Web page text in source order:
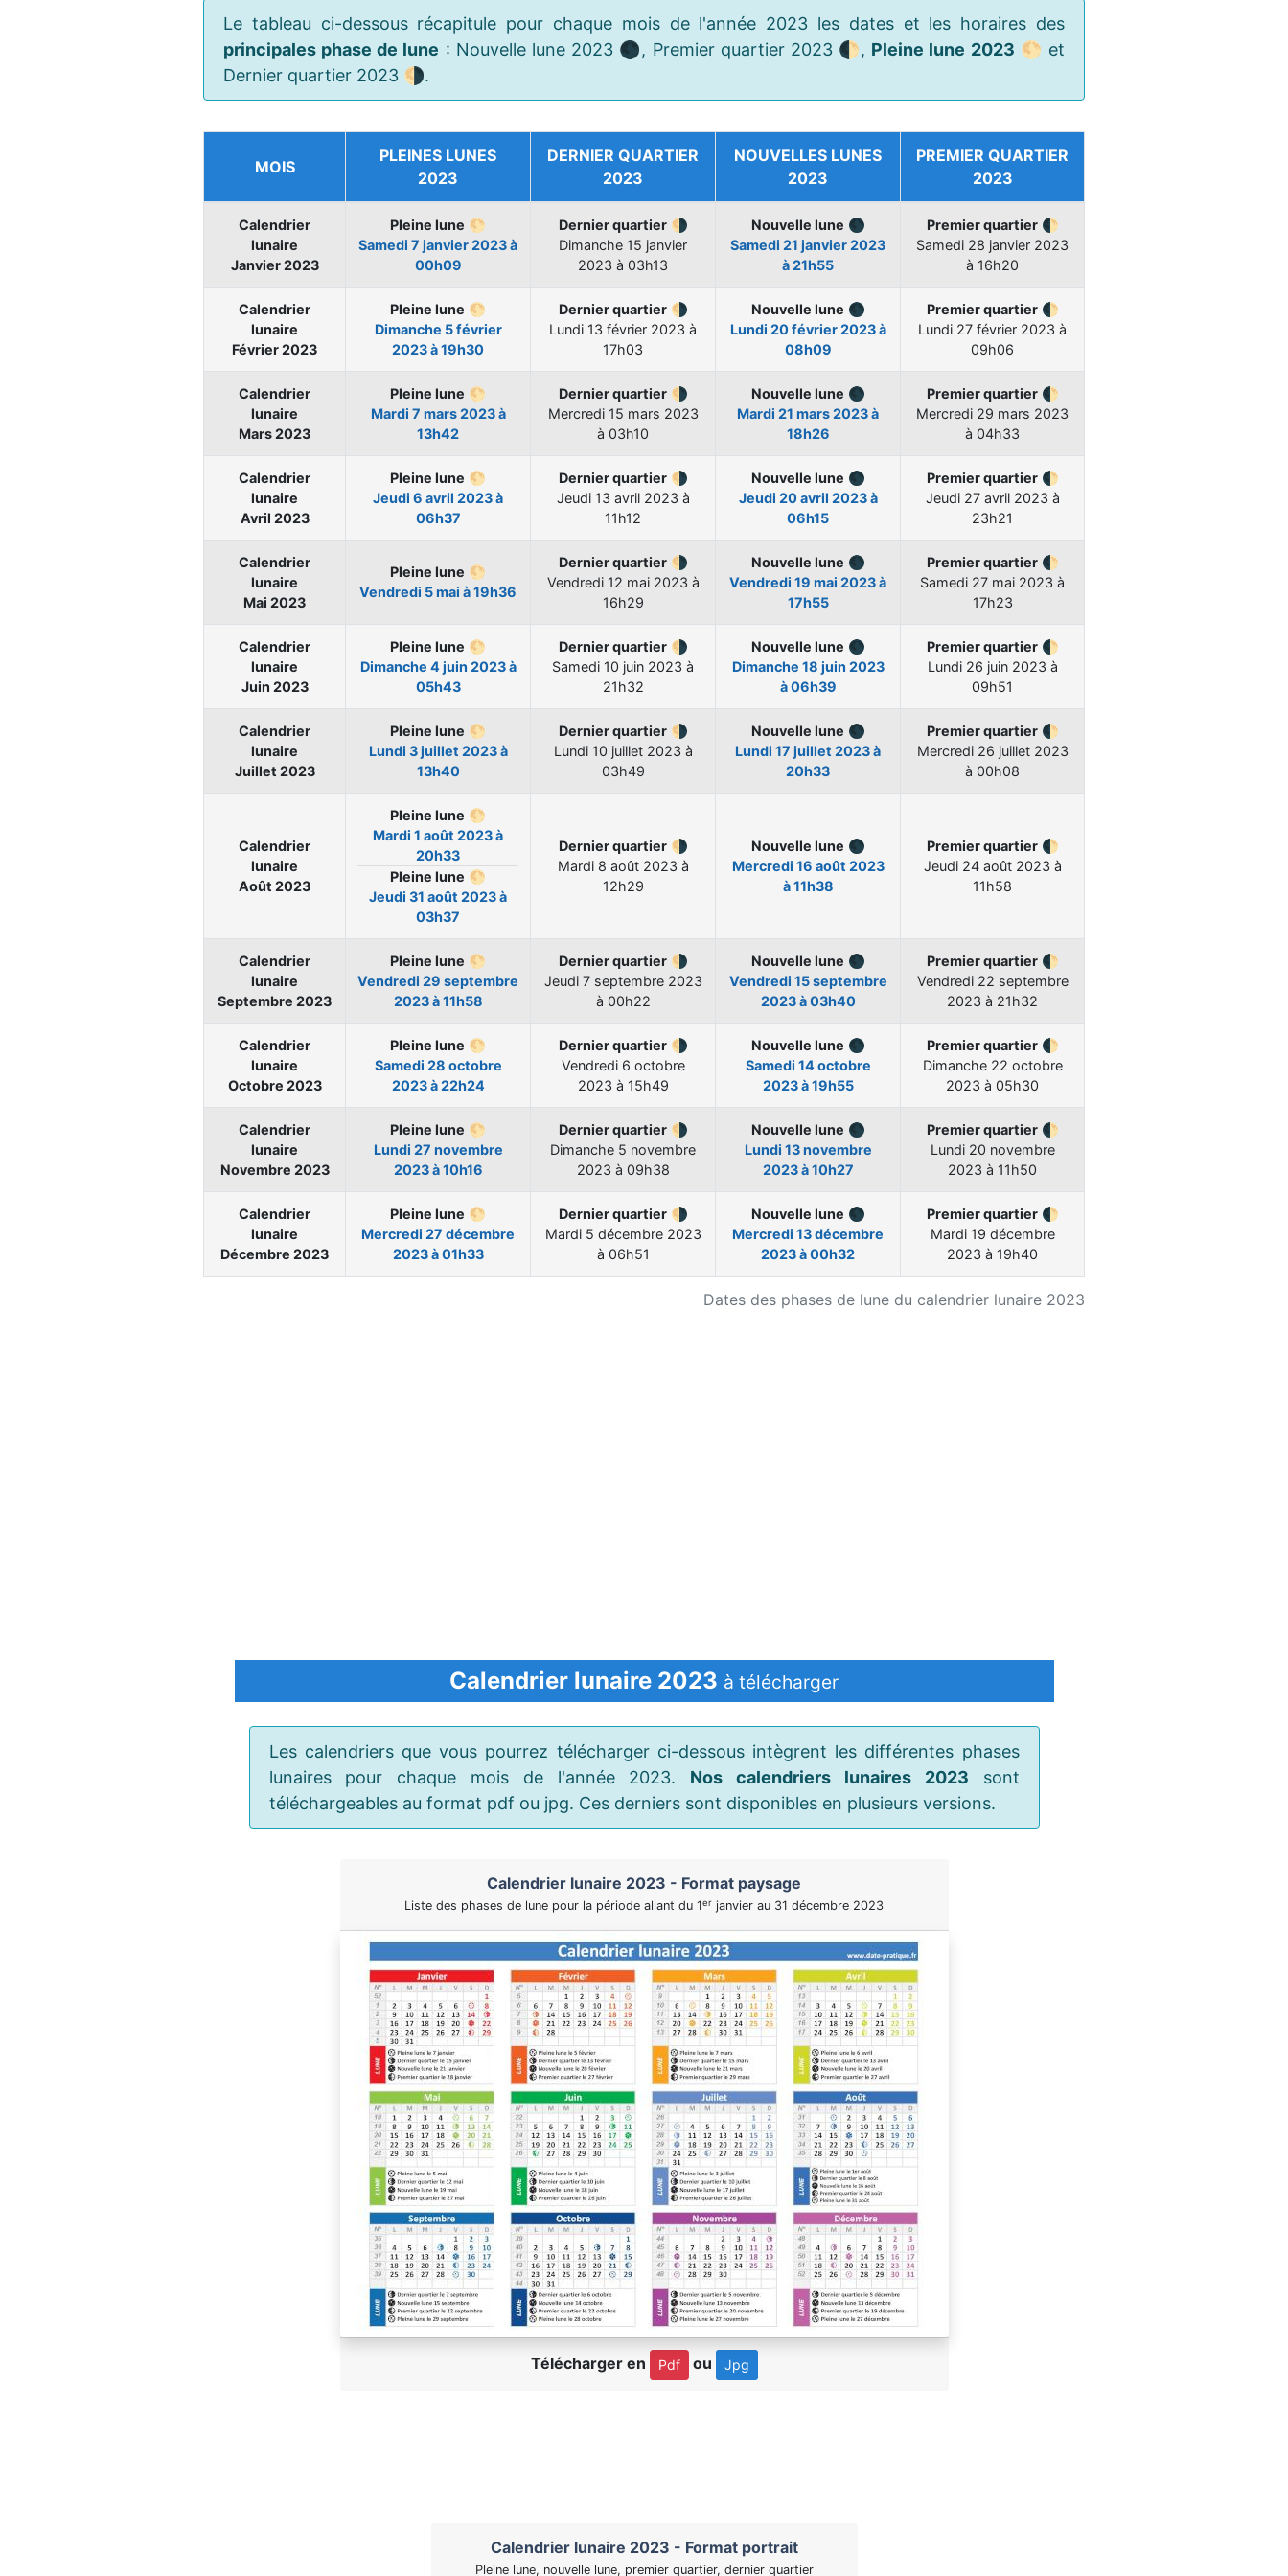
Le tableau ci-dessous récapitule pour chaque mois de l'année 2023 les dates et les horaires des
principales phase de lune : Nouvelle lune 2023 🌑, Premier quartier 2023 🌓, Pleine lune 2023 🌕 et
Dernier quartier 2023 🌗.
Dates des phases de lune du calendrier lunaire 2023
MOIS
PLEINES LUNES
2023
DERNIER QUARTIER
2023
NOUVELLES LUNES
2023
PREMIER QUARTIER
2023
Calendrier
lunaire
Janvier 2023
Pleine lune 🌕
Samedi 7 janvier 2023 à
00h09
Dernier quartier🌗
Dimanche 15 janvier
2023 à 03h13
Nouvelle lune 🌑
Samedi 21 janvier 2023
à 21h55
Premier quartier🌓
Samedi 28 janvier 2023
à 16h20
Calendrier
lunaire
Février 2023
Pleine lune 🌕
Dimanche 5 février
2023 à 19h30
Dernier quartier🌗
Lundi 13 février 2023 à
17h03
Nouvelle lune 🌑
Lundi 20 février 2023 à
08h09
Premier quartier🌓
Lundi 27 février 2023 à
09h06
Calendrier
lunaire
Mars 2023
Pleine lune 🌕
Mardi 7 mars 2023 à
13h42
Dernier quartier🌗
Mercredi 15 mars 2023
à 03h10
Nouvelle lune 🌑
Mardi 21 mars 2023 à
18h26
Premier quartier🌓
Mercredi 29 mars 2023
à 04h33
Calendrier
lunaire
Avril 2023
Pleine lune 🌕
Jeudi 6 avril 2023 à
06h37
Dernier quartier🌗
Jeudi 13 avril 2023 à
11h12
Nouvelle lune 🌑
Jeudi 20 avril 2023 à
06h15
Premier quartier🌓
Jeudi 27 avril 2023 à
23h21
Calendrier
lunaire
Mai 2023
Pleine lune 🌕
Vendredi 5 mai à 19h36
Dernier quartier🌗
Vendredi 12 mai 2023 à
16h29
Nouvelle lune 🌑
Vendredi 19 mai 2023 à
17h55
Premier quartier🌓
Samedi 27 mai 2023 à
17h23
Calendrier
lunaire
Juin 2023
Pleine lune 🌕
Dimanche 4 juin 2023 à
05h43
Dernier quartier🌗
Samedi 10 juin 2023 à
21h32
Nouvelle lune 🌑
Dimanche 18 juin 2023
à 06h39
Premier quartier🌓
Lundi 26 juin 2023 à
09h51
Calendrier
lunaire
Juillet 2023
Pleine lune 🌕
Lundi 3 juillet 2023 à
13h40
Dernier quartier🌗
Lundi 10 juillet 2023 à
03h49
Nouvelle lune 🌑
Lundi 17 juillet 2023 à
20h33
Premier quartier🌓
Mercredi 26 juillet 2023
à 00h08
Calendrier
lunaire
Août 2023
Pleine lune 🌕
Mardi 1 août 2023 à
20h33
Pleine lune 🌕
Jeudi 31 août 2023 à
03h37
Dernier quartier🌗
Mardi 8 août 2023 à
12h29
Nouvelle lune 🌑
Mercredi 16 août 2023
à 11h38
Premier quartier🌓
Jeudi 24 août 2023 à
11h58
Calendrier
lunaire
Septembre 2023
Pleine lune 🌕
Vendredi 29 septembre
2023 à 11h58
Dernier quartier🌗
Jeudi 7 septembre 2023
à 00h22
Nouvelle lune 🌑
Vendredi 15 septembre
2023 à 03h40
Premier quartier🌓
Vendredi 22 septembre
2023 à 21h32
Calendrier
lunaire
Octobre 2023
Pleine lune 🌕
Samedi 28 octobre
2023 à 22h24
Dernier quartier🌗
Vendredi 6 octobre
2023 à 15h49
Nouvelle lune 🌑
Samedi 14 octobre
2023 à 19h55
Premier quartier🌓
Dimanche 22 octobre
2023 à 05h30
Calendrier
lunaire
Novembre 2023
Pleine lune 🌕
Lundi 27 novembre
2023 à 10h16
Dernier quartier🌗
Dimanche 5 novembre
2023 à 09h38
Nouvelle lune 🌑
Lundi 13 novembre
2023 à 10h27
Premier quartier🌓
Lundi 20 novembre
2023 à 11h50
Calendrier
lunaire
Décembre 2023
Pleine lune 🌕
Mercredi 27 décembre
2023 à 01h33
Dernier quartier🌗
Mardi 5 décembre 2023
à 06h51
Nouvelle lune 🌑
Mercredi 13 décembre
2023 à 00h32
Premier quartier🌓
Mardi 19 décembre
2023 à 19h40
Calendrier lunaire 2023 à télécharger
Les calendriers que vous pourrez télécharger ci-dessous intègrent les différentes phases
lunaires pour chaque mois de l'année 2023. Nos calendriers lunaires 2023 sont
téléchargeables au format pdf ou jpg. Ces derniers sont disponibles en plusieurs versions.
Calendrier lunaire 2023 - Format paysage
Liste des phases de lune pour la période allant du 1er janvier au 31 décembre 2023
Télécharger en Pdf ou Jpg
Calendrier lunaire 2023 - Format portrait
Pleine lune, nouvelle lune, premier quartier, dernier quartier